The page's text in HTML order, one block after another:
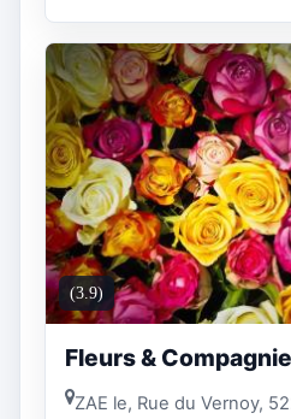
(3.9)
Fleurs & Compagnie
ZAE le, Rue du Vernoy,